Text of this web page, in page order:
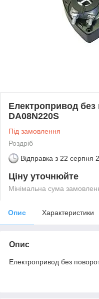
Електропривод
DA08N220S
Під замовлення
Роздріб
Відправка з 22 серпня
Ціну уточнюйте
Мінімальна сума
Опис Характеристики
Опис
Електропривод без